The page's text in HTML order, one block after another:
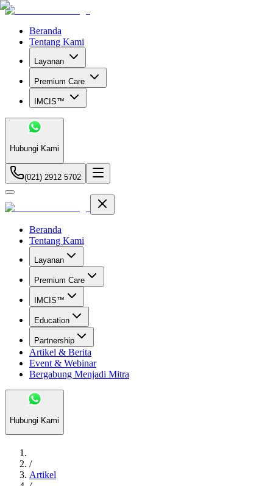
Beranda
Tentang Kami
Layanan
Premium Care
IMCIS™
Hubungi Kami
(021) 2912 5702
Beranda
Tentang Kami
Layanan
Premium Care
IMCIS™
Education
Partnership
Artikel & Berita
Event & Webinar
Bergabung Menjadi Mitra
Hubungi Kami
/
Artikel